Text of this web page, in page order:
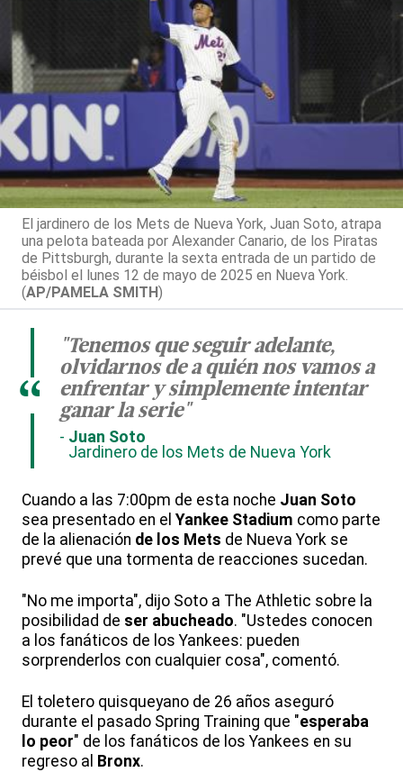
El jardinero de los Mets de Nueva York, Juan Soto, atrapa
una pelota bateada por Alexander Canario, de los Piratas
de Pittsburgh, durante la sexta entrada de un partido de
béisbol el lunes 12 de mayo de 2025 en Nueva York.
(AP/PAMELA SMITH)
"Tenemos que seguir adelante,
olvidarnos de a quién nos vamos a
enfrentar y simplemente intentar
ganar la serie"
Juan Soto
Jardinero de los Mets de Nueva York
“
Cuando a las 7:00pm de esta noche Juan Soto
sea presentado en el Yankee Stadium como parte
de la alienación de los Mets de Nueva York se
prevé que una tormenta de reacciones sucedan.
"No me importa", dijo Soto a The Athletic sobre la
posibilidad de ser abucheado. "Ustedes conocen
a los fanáticos de los Yankees: pueden
sorprenderlos con cualquier cosa", comentó.
El toletero quisqueyano de 26 años aseguró
durante el pasado Spring Training que "esperaba
lo peor" de los fanáticos de los Yankees en su
regreso al Bronx.